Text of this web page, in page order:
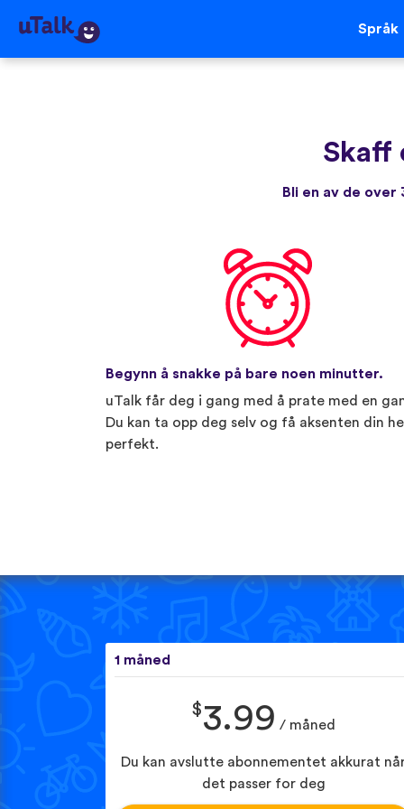
Språk
Skaff
Bli en av de
Begynn å snakke på bare noen minutter.
uTalk får deg i gang med å prate med en
Du kan ta opp deg selv og få aksenten din
perfekt.
1 måned
$3.99 / måned
Du kan avslutte abonnementet akkurat
det passer for deg